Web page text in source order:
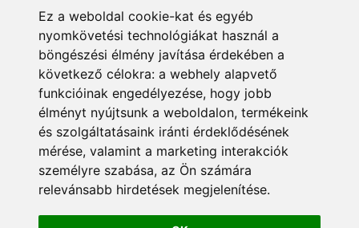
Ez a weboldal cookie-kat és egyéb
nyomkövetési technológiákat használ a
böngészési élmény javítása érdekében a
következő célokra: a webhely alapvető
funkcióinak engedélyezése, hogy jobb
élményt nyújtsunk a weboldalon, termékeink
és szolgáltatásaink iránti érdeklődésének
mérése, valamint a marketing interakciók
személyre szabása, az Ön számára
relevánsabb hirdetések megjelenítése.